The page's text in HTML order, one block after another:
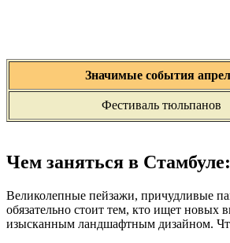
Значимые события
Фестиваль тюльпанов
Чем заняться в
Великолепные пейзажи, причудливые
обязательно стоит тем, кто ищет
изысканным ландшафтным дизайном.